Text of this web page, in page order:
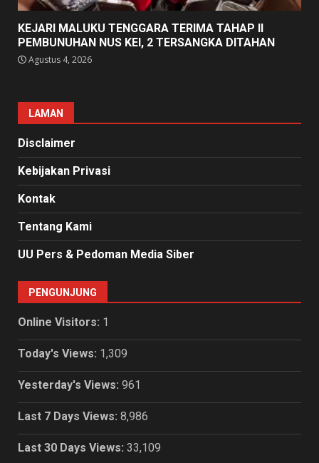
KEJARI MALUKU TENGGARA TERIMA TAHAP II
PEMBUNUHAN NUS KEI, 2 TERSANGKA DITAHAN
Agustus 4, 2026
LAMAN
Disclaimer
Kebijakan Privasi
Kontak
Tentang Kami
UU Pers & Pedoman Media Siber
PENGUNJUNG
Online Visitors: 1
Today's Views: 1,309
Yesterday's Views: 961
Last 7 Days Views: 8,986
Last 30 Days Views: 33,109